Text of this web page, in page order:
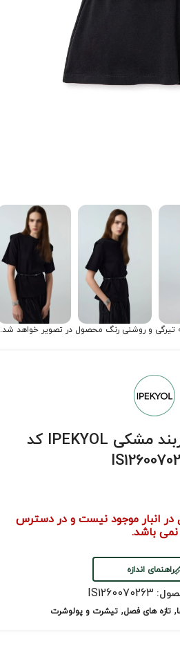
تیرگی و روشنی رنگ محصول در تصویر خواهد شد.
تیشرت زنانه کمربند مشکی IPEKYOL کد
انبار موجود نیست و در دسترس
نمی باشد.
راهنمای اندازه
IS1260070263
, تازه های فصل, تیشرت و پولوشرت